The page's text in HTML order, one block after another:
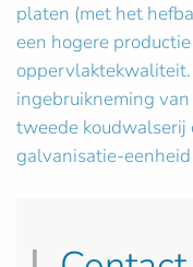
platen (met het
een hogere
ingebruikneming
tweede koudwalserij
galvanisatie-